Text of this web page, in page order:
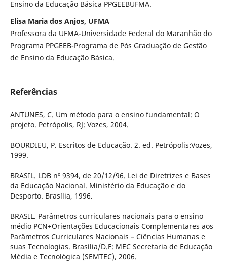
Ensino da Educação Básica PPGEEBUFMA.
Elisa Maria dos Anjos, UFMA
Professora da UFMA-Universidade Federal do Maranhão do
Programa PPGEEB-Programa de Pós Graduação de Gestão
de Ensino da Educação Básica.
Referências
ANTUNES, C. Um método para o ensino fundamental: O
projeto. Petrópolis, RJ: Vozes, 2004.
BOURDIEU, P. Escritos de Educação. 2. ed. Petrópolis:Vozes,
1999.
BRASIL. LDB nº 9394, de 20/12/96. Lei de Diretrizes e Bases
da Educação Nacional. Ministério da Educação e do
Desporto. Brasília, 1996.
BRASIL. Parâmetros curriculares nacionais para o ensino
médio PCN+Orientações Educacionais Complementares aos
Parâmetros Curriculares Nacionais – Ciências Humanas e
suas Tecnologias. Brasília/D.F: MEC Secretaria de Educação
Média e Tecnológica (SEMTEC), 2006.